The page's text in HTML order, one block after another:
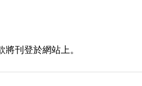
刊登於網站上。